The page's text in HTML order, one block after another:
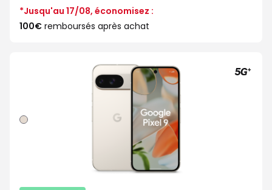
*Jusqu'au 17/08, économisez :
100€ remboursés après achat
Porcelaine